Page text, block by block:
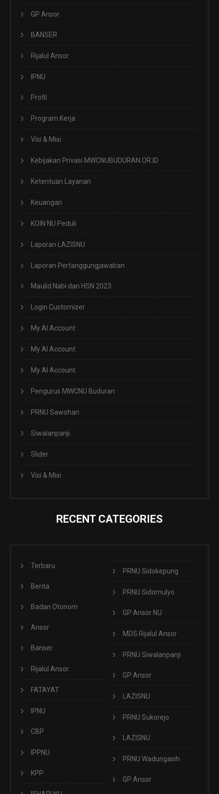
GP Ansor
BANSER
Rijalul Ansor
IPNU
Profil
Program Kerja
Visi & Misi
Kebijakan Privasi MWCNUBUDURAN.OR.ID
Ketentuan Layanan
Keuangan
KOIN NU Peduli
Laporan LAZISNU
Laporan Pertanggungjawaban
Maulid Nabi dan HSN 2023
Login Customizer
My AI Account
My AI Account
My AI Account
Pengurus MWCNU Buduran
PRNU Sawohan
Siwalanpanji
Slider
Visi & Misi
RECENT CATEGORIES
Terbaru
Berita
Badan Otonom
Ansor
Banser
Rijalul Ansor
FATAYAT
IPNU
CBP
IPPNU
KPP
PRNU Sidokepung
PRNU Sidomulyo
GP Ansor NU
MDS Rijalul Ansor
PRNU Siwalanpanji
GP Ansor
LAZISNU
PRNU Sukorejo
LAZISNU
PRNU Wadungasih
GP Ansor